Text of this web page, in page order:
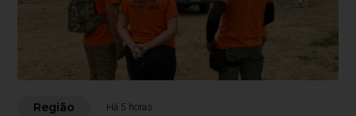
Região Há 5 horas